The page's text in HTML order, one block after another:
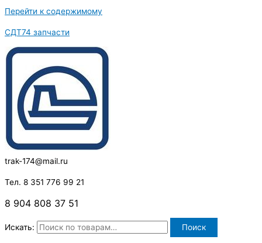
Перейти к содержимому
СДТ74 запчасти
trak-174@mail.ru
Тел. 8 351 776 99 21
8 904 808 37 51
Искать: Поиск